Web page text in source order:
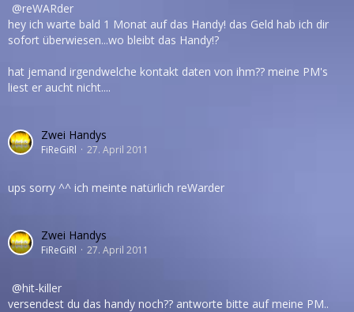
reWARder
hey ich warte bald 1 Monat auf das Handy! das Geld hab ich dir
sofort überwiesen...wo bleibt das Handy!?
hat jemand irgendwelche kontakt daten von ihm?? meine PM's
liest er aucht nicht....
Zwei Handys
FiReGiRl 27. April 2011
ups sorry ^^ ich meinte natürlich reWarder
Zwei Handys
FiReGiRl 27. April 2011
hit-killer
versendest du das handy noch?? antworte bitte auf meine PM..